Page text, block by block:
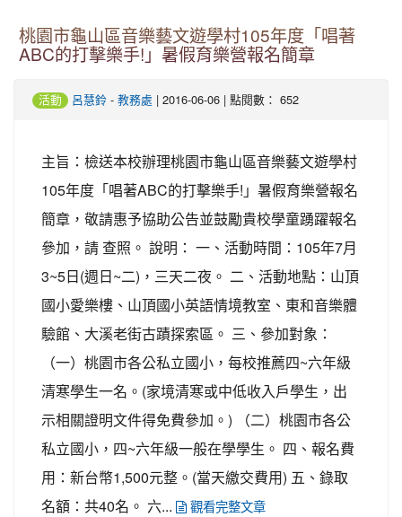
桃園市龜山區音樂藝文遊學村105年度「唱著
ABC的打擊樂手!」暑假育樂營報名簡章
活動 呂慧鈴 - 教務處 | 2016-06-06 | 點閱數： 652
主旨：檢送本校辦理桃園市龜山區音樂藝文遊學村
105年度「唱著ABC的打擊樂手!」暑假育樂營報名
簡章，敬請惠予協助公告並鼓勵貴校學童踴躍報名
參加，請 查照。 說明： 一、活動時間：105年7月
3~5日(週日~二)，三天二夜。 二、活動地點：山頂
國小愛樂樓、山頂國小英語情境教室、東和音樂體
驗館、大溪老街古蹟探索區。 三、參加對象：
（一）桃園市各公私立國小，每校推薦四~六年級
清寒學生一名。(家境清寒或中低收入戶學生，出
示相關證明文件得免費參加。) （二）桃園市各公
私立國小，四~六年級一般在學學生。 四、報名費
用：新台幣1,500元整。(當天繳交費用) 五、錄取
名額：共40名。 六...
觀看完整文章